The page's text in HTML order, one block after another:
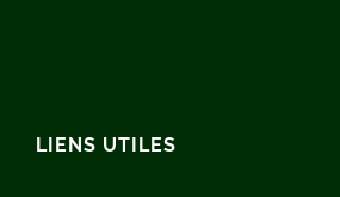
LIENS UTILES